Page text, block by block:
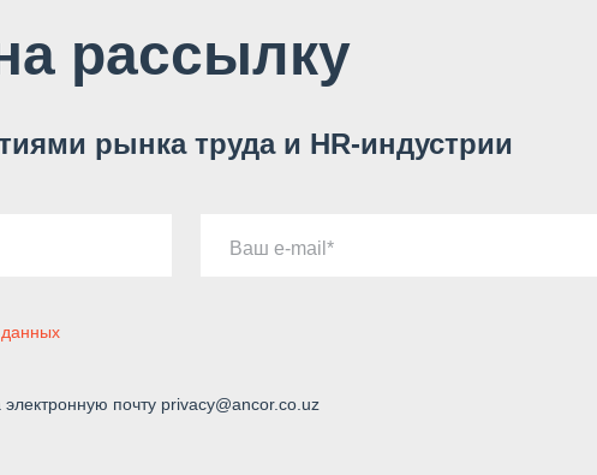
рассылку
рынка труда и HR-индустрии
Ваш e-mail
электронную почту privacy@ancor.co.uz